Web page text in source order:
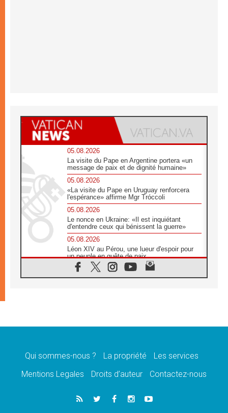
05.08.2026
La visite du Pape en Argentine portera «un
message de paix et de dignité humaine»
05.08.2026
«La visite du Pape en Uruguay renforcera
l'espérance» affirme Mgr Tróccoli
05.08.2026
Le nonce en Ukraine: «Il est inquiétant
d'entendre ceux qui bénissent la guerre»
05.08.2026
Léon XIV au Pérou, une lueur d'espoir pour
un peuple en quête de paix
05.08.2026
SCEAM: L'Église en Afrique vers
en Argentine et au Pérou
Audience générale: la prière est un acte
04.08.2026
Léon XIV invite les Chevaliers de Colomb à
Qui sommes-nous ? La propriété
Les services
Mentions Legales
Droits d’auteur Contactez-nous